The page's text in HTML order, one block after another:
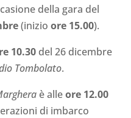
della gara del
(inizio ore 15.00).
10.30 del 26 dicembre
Tombolato.
è alleore 12.00
di imbarco